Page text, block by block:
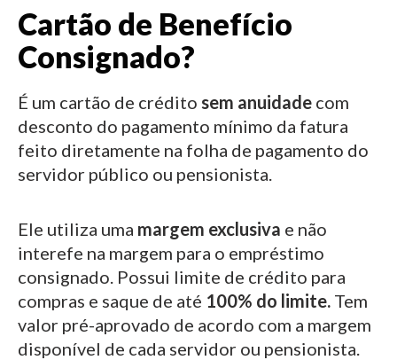
Cartão de Benefício
Consignado?
É um cartão de crédito sem anuidade com
desconto do pagamento mínimo da fatura
feito diretamente na folha de pagamento do
servidor público ou pensionista.
Ele utiliza uma margem exclusiva e não
interefe na margem para o empréstimo
consignado. Possui limite de crédito para
compras e saque de até 100% do limite. Tem
valor pré-aprovado de acordo com a margem
disponível de cada servidor ou pensionista.